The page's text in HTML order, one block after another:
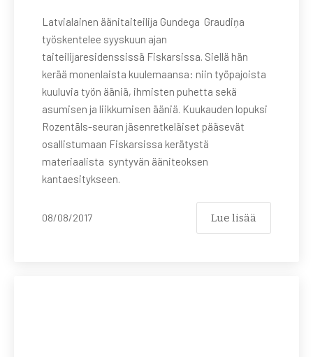
Latvialainen äänitaiteilija Gundega Graudiņa
työskentelee syyskuun ajan
taiteilijaresidenssissä Fiskarsissa. Siellä hän
kerää monenlaista kuulemaansa: niin työpajoista
kuuluvia työn ääniä, ihmisten puhetta sekä
asumisen ja liikkumisen ääniä. Kuukauden lopuksi
Rozentāls-seuran jäsenretkeläiset pääsevät
osallistumaan Fiskarsissa kerätystä
materiaalista syntyvän ääniteoksen
kantaesitykseen.
08/08/2017 Lue lisää